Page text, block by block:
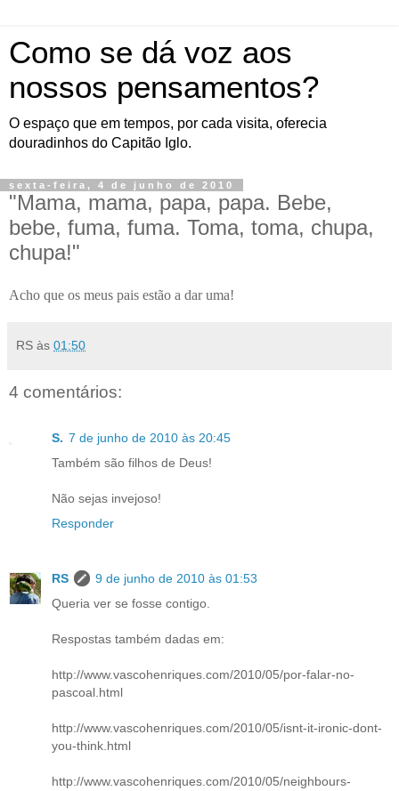
Como se dá voz aos
nossos pensamentos?
O espaço que em tempos, por cada visita, oferecia
douradinhos do Capitão Iglo.
sexta-feira, 4 de junho de 2010
"Mama, mama, papa, papa. Bebe,
bebe, fuma, fuma. Toma, toma, chupa,
chupa!"
Acho que os meus pais estão a dar uma!
RS às 01:50
4 comentários:
S. 7 de junho de 2010 às 20:45
Também são filhos de Deus!
Não sejas invejoso!
Responder
RS
9 de junho de 2010 às 01:53
Queria ver se fosse contigo.
Respostas também dadas em:
http://www.vascohenriques.com/2010/05/por-falar-no-
pascoal.html
http://www.vascohenriques.com/2010/05/isnt-it-ironic-dont-
you-think.html
http://www.vascohenriques.com/2010/05/neighbours-